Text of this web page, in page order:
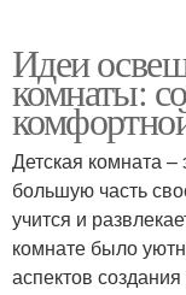
Идеи
комнаты:
Детская комната –
большую часть
учится и
комнате было
аспектов